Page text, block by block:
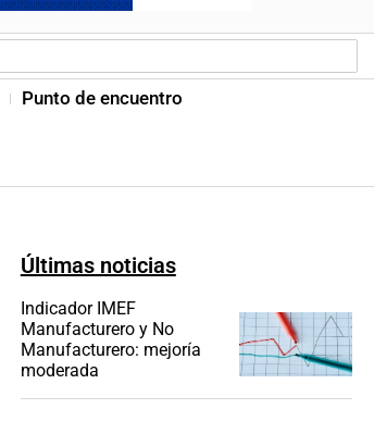
Punto de encuentro
Últimas noticias
Indicador IMEF
Manufacturero y No
Manufacturero: mejoría
moderada